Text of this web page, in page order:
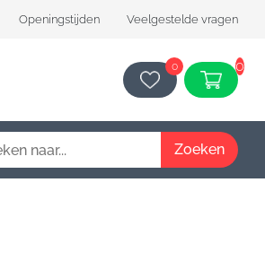
Openingstijden Veelgestelde vragen
0 0